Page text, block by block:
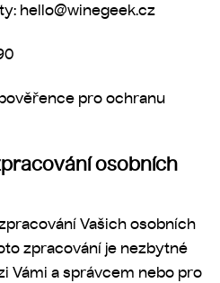
hello@winegeek.cz
pro ochranu
osobních
Vašich osobních
zpracování je nezbytné
Vámi a správcem nebo pro